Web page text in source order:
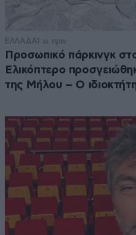
ΕΛΛΑΔΑ1 ω. πριν
Προσωπικό πάρκινγκ
Ελικόπτερο
της Μήλου – Ο